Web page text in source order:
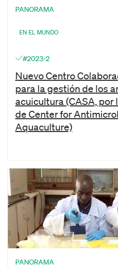
PANORAMA
EN EL MUNDO
#2023-2
Nuevo Centro
para la gestión de los
acuicultura (CASA, por
de Center for
Aquaculture)
PANORAMA